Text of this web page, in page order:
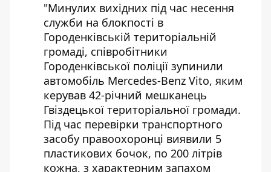
"Минулих вихідних під час несення
служби на блокпості в
Городенківській територіальній
громаді, співробітники
Городенківської поліції зупинили
автомобіль Mercedes-Benz Vito, яким
керував 42-річний мешканець
Гвіздецької територіальної громади.
Під час перевірки транспортного
засобу правоохоронці виявили 5
пластикових бочок, по 200 літрів
кожна, з характерним запахом